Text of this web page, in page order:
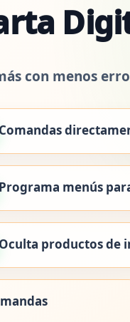
con menos
Comandas
Programa menús
Oculta productos de